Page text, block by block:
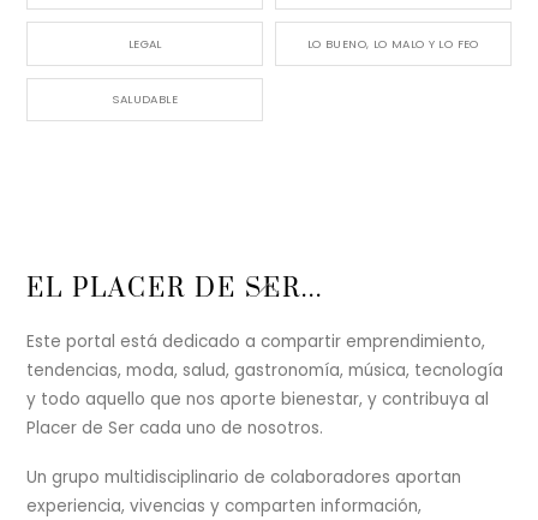
LEGAL LO BUENO, LO MALO Y LO FEO
SALUDABLE
Back
Top
EL PLACER DE SER...
Este portal está dedicado a compartir emprendimiento,
tendencias, moda, salud, gastronomía, música, tecnología
y todo aquello que nos aporte bienestar, y contribuya al
Placer de Ser cada uno de nosotros.
Un grupo multidisciplinario de colaboradores aportan
experiencia, vivencias y comparten información,